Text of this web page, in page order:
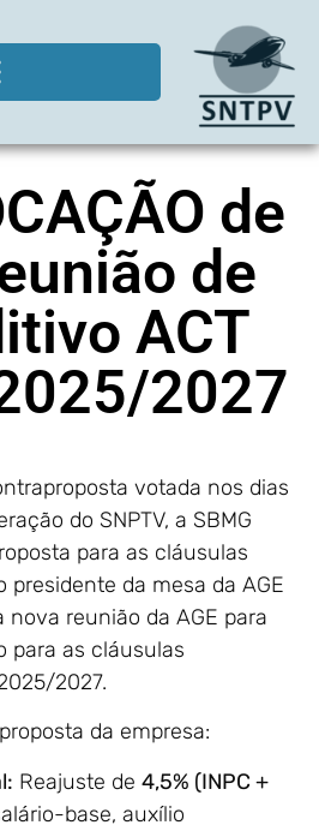
de
de
ACT
2027
votada nos dias
do SNPTV, a SBMG
para as cláusulas
presidente da mesa da AGE
reunião da AGE para
para as cláusulas
2027.
da empresa:
Reajuste de 4,5% (INPC +
base, auxílio